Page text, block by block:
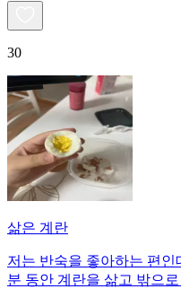
30
삶은 계란
저는 반숙을 좋아하는 편
분 동안 계란을 삶고 밖으